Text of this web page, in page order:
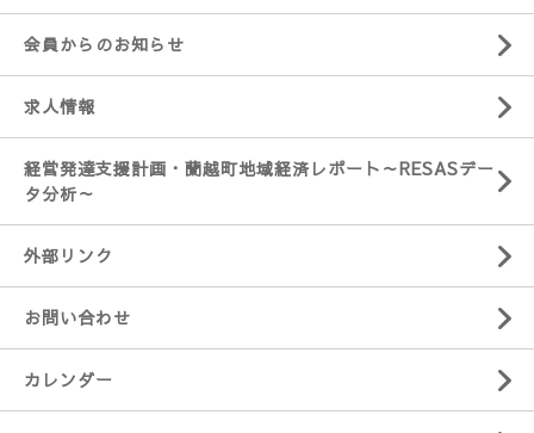
会員からのお知らせ
求人情報
経営発達支援計画・蘭越町地域経済レポート～RESASデー
タ分析～
外部リンク
お問い合わせ
カレンダー